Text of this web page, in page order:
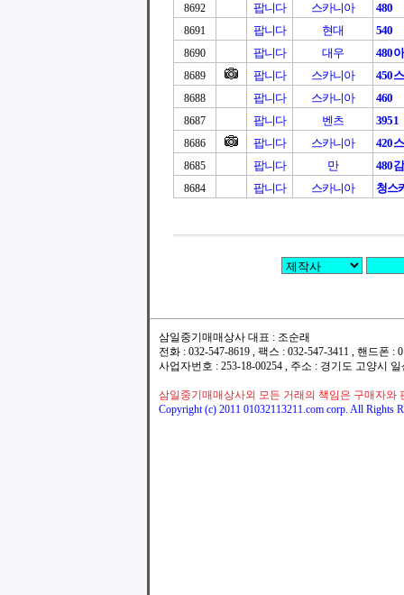
8692 팝니다 스카니아 480
8691 팝니다 현대 540
8690 팝니다 대우 480
8689 팝니다 스카니아 450
8688 팝니다 스카니아 460
8687 팝니다 벤츠 3951
8686 팝니다 스카니아 420
8685 팝니다 만 480
8684 팝니다 스카니아 청스
삼일중기매매상사 대표 : 조순래
전화 : 032-547-8619 , 팩스 : 032-547-3411 , 핸드폰
사업자번호 : 253-18-00254 , 주소 : 경기도 고양시
삼일중기매매상사외 모든 거래의 책임은 구매자와
Copyright (c) 2011 01032113211.com corp. All Rights